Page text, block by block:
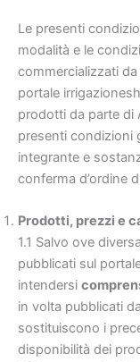
Le presenti
modalità e le
commercializzati
portale
prodotti da parte di
presenti condizioni
integrante e
conferma d’ordine
Prodotti, prezzi e
1.1 Salvo ove
pubblicati sul
intendersi
in volta pubblicati
sostituiscono i
disponibilità dei